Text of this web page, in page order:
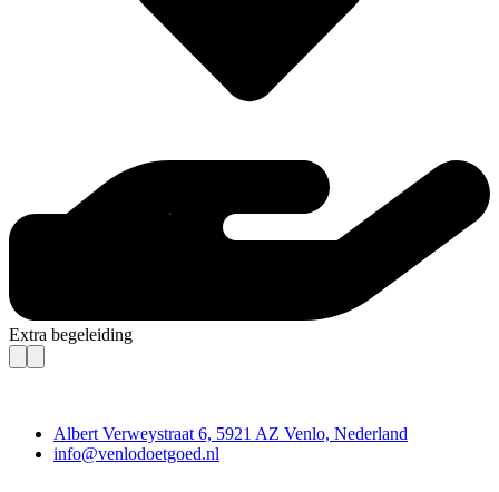
Extra begeleiding
Albert Verweystraat 6, 5921 AZ Venlo, Nederland
info@venlodoetgoed.nl